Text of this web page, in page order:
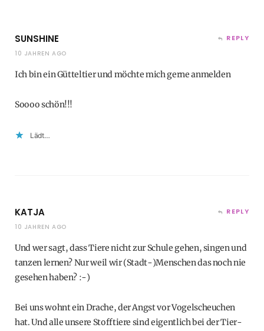
SUNSHINE
10 JAHREN AGO
REPLY
Ich bin ein Gütteltier und möchte mich gerne anmelden
Soooo schön!!!
Lädt…
KATJA
10 JAHREN AGO
REPLY
Und wer sagt, dass Tiere nicht zur Schule gehen, singen und
tanzen lernen? Nur weil wir (Stadt-)Menschen das noch nie
gesehen haben? :-)
Bei uns wohnt ein Drache, der Angst vor Vogelscheuchen
hat. Und alle unsere Stofftiere sind eigentlich bei der Tier-